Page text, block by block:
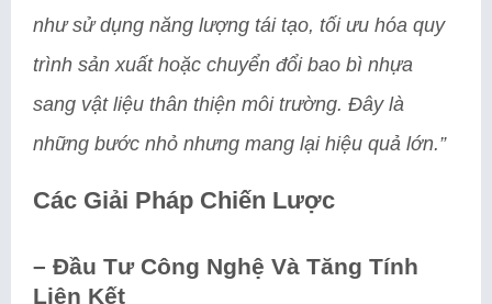
như sử dụng năng lượng tái tạo, tối ưu hóa quy
trình sản xuất hoặc chuyển đổi bao bì nhựa
sang vật liệu thân thiện môi trường. Đây là
những bước nhỏ nhưng mang lại hiệu quả lớn.”
Các Giải Pháp Chiến Lược
– Đầu Tư Công Nghệ Và Tăng Tính
Liên Kết